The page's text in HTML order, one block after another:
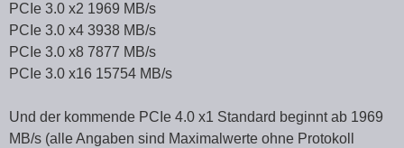
PCIe 3.0 x2 1969 MB/s
PCIe 3.0 x4 3938 MB/s
PCIe 3.0 x8 7877 MB/s
PCIe 3.0 x16 15754 MB/s
Und der kommende PCIe 4.0 x1 Standard beginnt ab 1969
MB/s (alle Angaben sind Maximalwerte ohne Protokoll